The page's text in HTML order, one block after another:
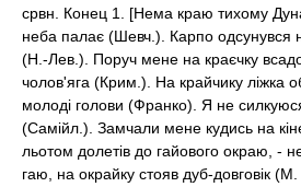
срвн. Конец 1. [Нема краю тихому
неба палає (Шевч.). Карпо одсунувся
(Н.-Лев.). Поруч мене на краєчку
чолов'яга (Крим.). На крайчику ліжка
молоді голови (Франко). Я не
(Самійл.). Замчали мене кудись на
льотом долетів до гайового окраю, -
гаю, на окрайку стояв дуб-довговік